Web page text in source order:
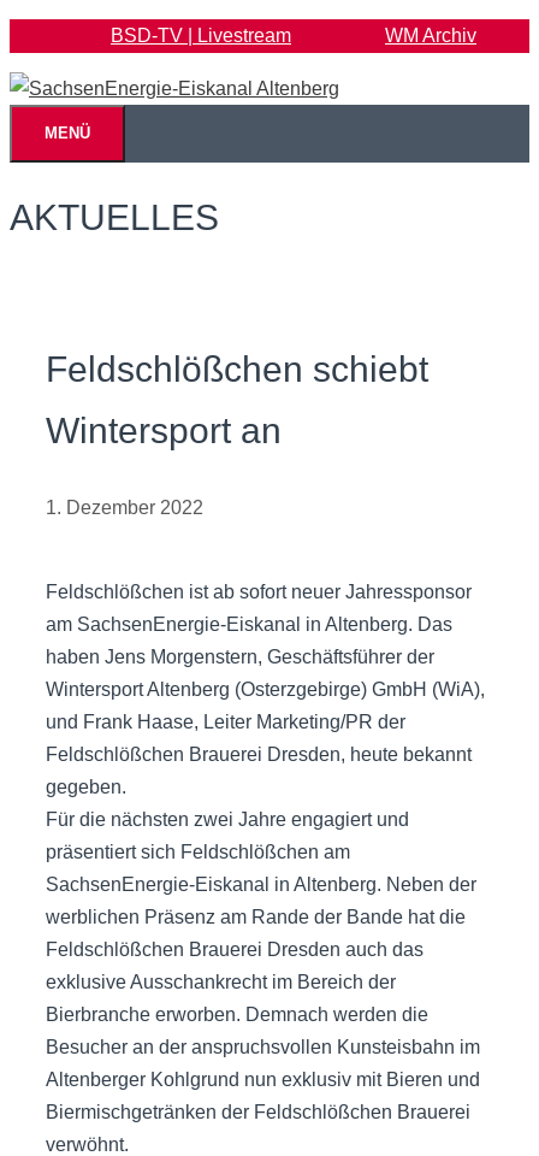
springen
BSD-TV | Livestream WM Archiv
MENÜ
AKTUELLES
Feldschlößchen schiebt
Wintersport an
1. Dezember 2022
Feldschlößchen ist ab sofort neuer Jahressponsor
am SachsenEnergie-Eiskanal in Altenberg. Das
haben Jens Morgenstern, Geschäftsführer der
Wintersport Altenberg (Osterzgebirge) GmbH (WiA),
und Frank Haase, Leiter Marketing/PR der
Feldschlößchen Brauerei Dresden, heute bekannt
gegeben.
Für die nächsten zwei Jahre engagiert und
präsentiert sich Feldschlößchen am
SachsenEnergie-Eiskanal in Altenberg. Neben der
werblichen Präsenz am Rande der Bande hat die
Feldschlößchen Brauerei Dresden auch das
exklusive Ausschankrecht im Bereich der
Bierbranche erworben. Demnach werden die
Besucher an der anspruchsvollen Kunsteisbahn im
Altenberger Kohlgrund nun exklusiv mit Bieren und
Biermischgetränken der Feldschlößchen Brauerei
verwöhnt.